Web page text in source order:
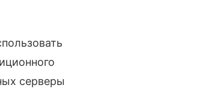
серверы